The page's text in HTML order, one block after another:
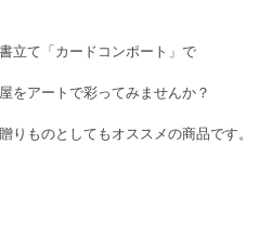
立て「カードコンポート」で
をアートで彩ってみませんか？
りものとしてもオススメの商品です。